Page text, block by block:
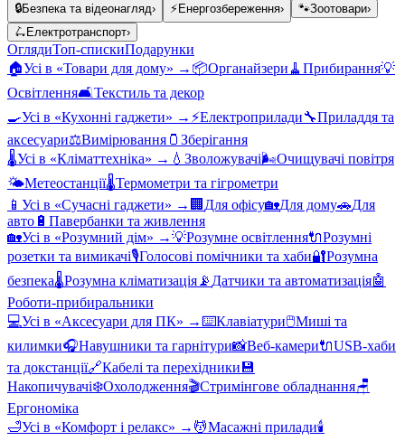
🔒Безпека та відеонагляд› ⚡ Енергозбереження› 🐾Зоотовари›
🛴 Електротранспорт›
ОглядиТоп-спискиПодарунки
🏠Усі в «Товари для дому» → 📦Органайзери 🧹 Прибирання💡
Освітлення🛋️Текстиль та декор
🍳Усі в «Кухонні гаджети» → ⚡Електроприлади🔧Приладдя та
аксесуари⚖️Вимірювання 🫙 Зберігання
🌡️Усі в «Кліматтехніка» → 💧 Зволожувачі🌬️Очищувачі повітря
🌤️Метеостанції🌡️Термометри та гігрометри
📱 Усі в «Сучасні гаджети» → 🏢 Для офісу🏡Для дому🚗Для
авто 🔋 Павербанки та живлення
🏡Усі в «Розумний дім» →💡Розумне освітлення🔌Розумні
розетки та вимикачі🎙️Голосові помічники та хаби🔐Розумна
безпека🌡️Розумна кліматизація 📡 Датчики та автоматизація🤖
Роботи-прибиральники
💻Усі в «Аксесуари для ПК» →⌨️Клавіатури🖱️Миші та
килимки🎧Навушники та гарнітури📸Веб-камери🔌USB-хаби
та докстанції🔗Кабелі та перехідники 💾
Накопичувачі❄️Охолодження🎬Стримінгове обладнання🪑
Ергономіка
🛁Усі в «Комфорт і релакс» → 💆Масажні прилади🕯️